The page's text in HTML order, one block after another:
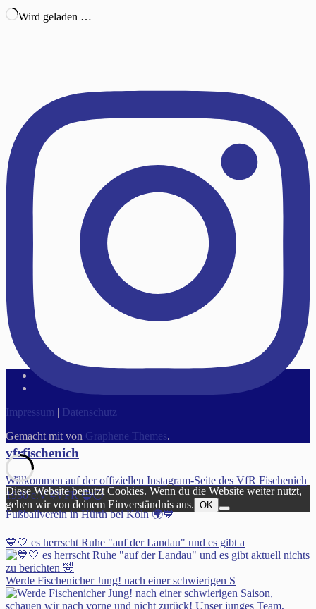
Wird geladen …
vfrfischenich
Willkommen auf der offiziellen Instagram-Seite des VfR Fischenich
1930 e.V #VFR 🔵⚪️
Fußballverein in Hürth bei Köln 🌍💙
💙🤍 es herrscht Ruhe "auf der Landau" und es gibt a
Werde Fischenicher Jung! nach einer schwierigen S
Impressum | Datenschutz
Gemacht mit von Graphene Themes.
Diese Website benutzt Cookies. Wenn du die Website weiter nutzt,
gehen wir von deinem Einverständnis aus. OK